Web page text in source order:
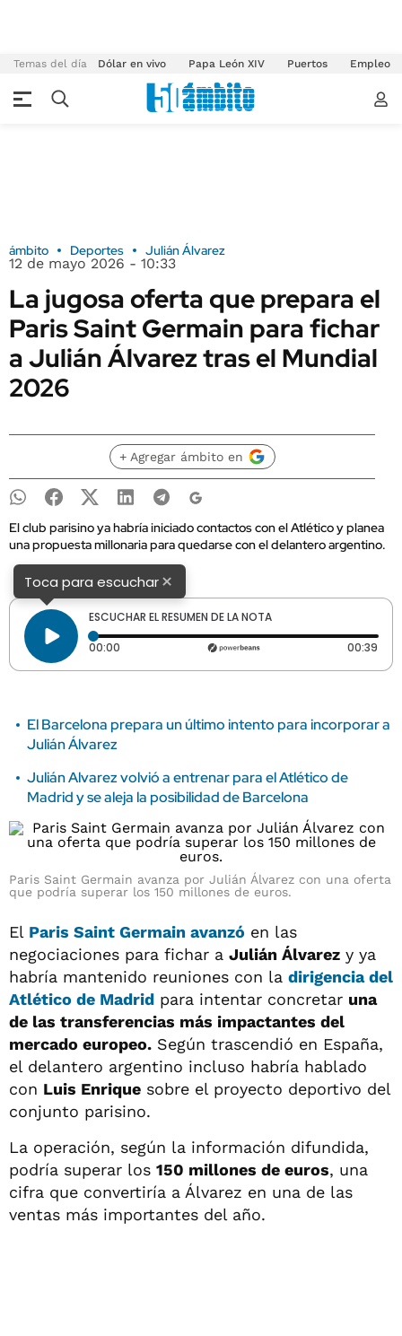
Temas del día Dólar en vivo Papa León XIV Puertos Empleo
ámbito Deportes Julián Álvarez
12 de mayo 2026 - 10:33
La jugosa oferta que prepara el
Paris Saint Germain para fichar
a Julián Álvarez tras el Mundial
2026
+ Agregar ámbito en
El club parisino ya habría iniciado contactos con el Atlético y planea
una propuesta millonaria para quedarse con el delantero argentino.
Toca para escuchar×
ESCUCHAR EL RESUMEN DE LA NOTA
00:00 Tiempo transcurrido: 0 segundos 00:39
El Barcelona prepara un último intento para incorporar a
Julián Álvarez
Julián Alvarez volvió a entrenar para el Atlético de
Madrid y se aleja la posibilidad de Barcelona
Paris Saint Germain avanza por Julián Álvarez con una oferta
que podría superar los 150 millones de euros.
El Paris Saint Germain avanzó en las
negociaciones para fichar a Julián Álvarez y ya
habría mantenido reuniones con la dirigencia del
Atlético de Madrid para intentar concretar una
de las transferencias más impactantes del
mercado europeo. Según trascendió en España,
el delantero argentino incluso habría hablado
con Luis Enrique sobre el proyecto deportivo del
conjunto parisino.
La operación, según la información difundida,
podría superar los 150 millones de euros, una
cifra que convertiría a Álvarez en una de las
ventas más importantes del año.